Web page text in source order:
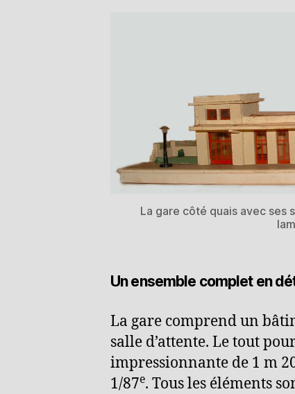
La gare côté quais avec
Un ensemble complet en
La gare comprend un
salle d’attente. Le tout
impressionnante de 1 m
1/87e. Tous les éléments